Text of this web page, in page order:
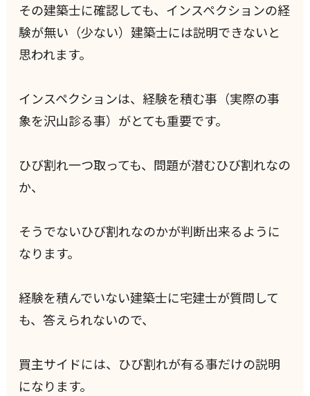
その建築士に確認しても、インスペクションの経
験が無い（少ない）建築士には説明できないと
思われます。
インスペクションは、経験を積む事（実際の事
象を沢山診る事）がとても重要です。
ひび割れ一つ取っても、問題が潜むひび割れなの
か、
そうでないひび割れなのかが判断出来るように
なります。
経験を積んでいない建築士に宅建士が質問して
も、答えられないので、
買主サイドには、ひび割れが有る事だけの説明
になります。